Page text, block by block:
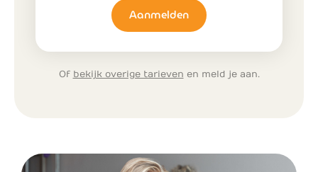
Aanmelden
Of bekijk overige tarieven en meld je aan.